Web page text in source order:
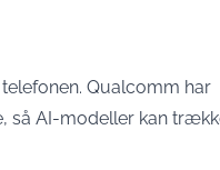
Qualcomm har
så AI-modeller kan